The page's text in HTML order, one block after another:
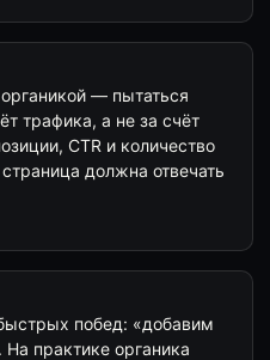
— пытаться
трафика, а не за счёт
CTR и количество
должна отвечать
побед: «добавим
практике органика